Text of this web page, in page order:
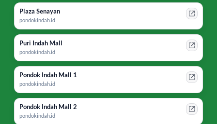
Plaza Senayan
pondokindah.id
Puri Indah Mall
pondokindah.id
Pondok Indah Mall 1
pondokindah.id
Pondok Indah Mall 2
pondokindah.id